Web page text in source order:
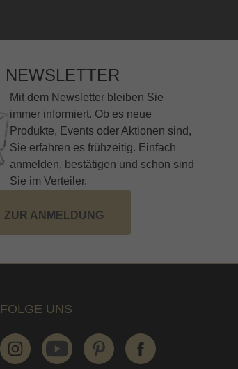
NEWSLETTER
Mit dem Newsletter bleiben Sie
immer informiert. Ob es neue
Produkte, Events oder Aktionen sind,
Sie erfahren es frühzeitig. Einfach
anmelden, bestätigen und schon sind
Sie im Verteiler.
ZUR ANMELDUNG
FOLGE UNS